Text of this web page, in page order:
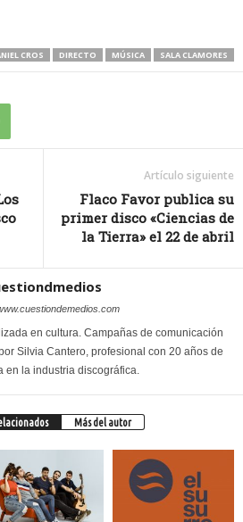
CROS DIRECTO MÚSICA SALA CLAMORES
Artículo siguiente
Flaco Favor publica su
primer disco «Ciencias de
la Tierra» el 22 de abril
en cultura. Campañas de comunicación
Silvia Cantero, profesional con 20 años de
en la industria discográfica.
Más del autor